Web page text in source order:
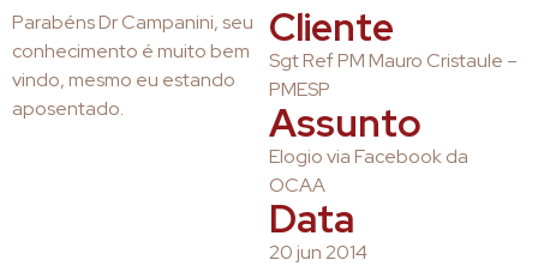
Parabéns Dr Campanini, seu
conhecimento é muito bem
vindo, mesmo eu estando
aposentado.
Cliente
Sgt Ref PM Mauro Cristaule –
PMESP
Assunto
Elogio via Facebook da
OCAA
Data
20 jun 2014